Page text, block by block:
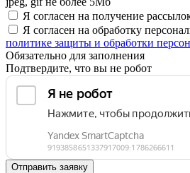
Я согласен на получение
Я согласен на обработку
политике защиты и обработки
Обязательно для заполнения
Подтвердите, что вы не робот
Отправить заявку